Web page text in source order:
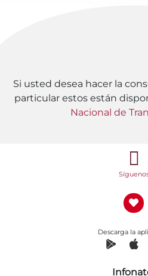
Si usted desea hacer la
particular estos están
Nacional de
Descarga la